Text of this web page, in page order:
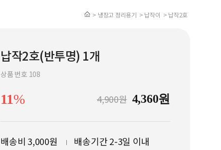
> 냉장고 정리용기 > 납작이 > 납작2호
납작2호(반투명) 1개
상품 번호 108
11% 4,900원 4,360원
배송비 3,000원 배송기간 2-3일 이내